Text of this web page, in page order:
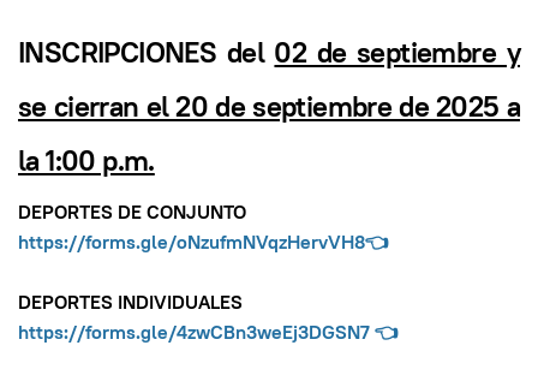
INSCRIPCIONES del 02 de septiembre y
se cierran el 20 de septiembre de 2025 a
la 1:00 p.m.
DEPORTES DE CONJUNTO
https://forms.gle/oNzufmNVqzHervVH8👈
DEPORTES INDIVIDUALES
https://forms.gle/4zwCBn3weEj3DGSN7👈